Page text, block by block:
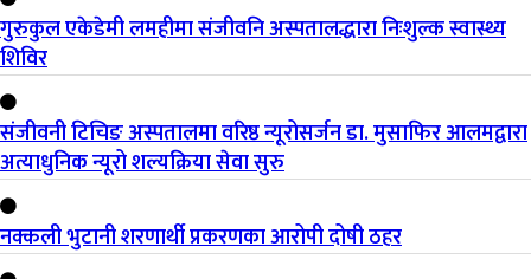
गुरुकुल एकेडेमी लमहीमा संजीवनि अस्पतालद्धारा निःशुल्क स्वास्थ्य
शिविर
संजीवनी टिचिङ अस्पतालमा वरिष्ठ न्यूरोसर्जन डा. मुसाफिर आलमद्वारा
अत्याधुनिक न्यूरो शल्यक्रिया सेवा सुरु
नक्कली भुटानी शरणार्थी प्रकरणका आरोपी दोषी ठहर